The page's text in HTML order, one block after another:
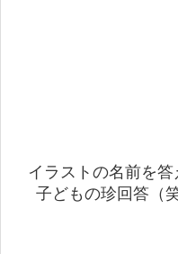
イラストの名前を答
子どもの珍回答（笑